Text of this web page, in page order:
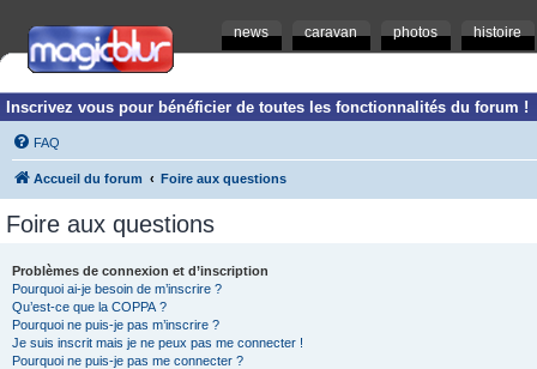
news caravan photos histoire
Inscrivez vous pour bénéficier de toutes les fonctionnalités du forum !
FAQ
Accueil du forum Foire aux questions
Foire aux questions
Problèmes de connexion et d’inscription
Pourquoi ai-je besoin de m’inscrire ?
Qu’est-ce que la COPPA ?
Pourquoi ne puis-je pas m’inscrire ?
Je suis inscrit mais je ne peux pas me connecter !
Pourquoi ne puis-je pas me connecter ?